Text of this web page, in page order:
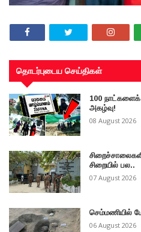
தொடர்புடைய செய்திகள்
100 நாட்களைக்
அகழ்வு!
08 August 2026
சிறையில் பல..
07 August 2026
செம்மணியில்
06 August 2026